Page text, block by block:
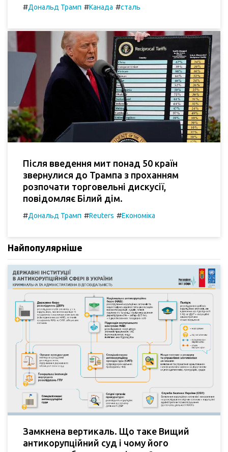
#Дональд Трамп #Канада #сталь
Після введення мит понад 50 країн
звернулися до Трампа з проханням
розпочати торговельні дискусії,
повідомляє Білий дім.
#Дональд Трамп #Reuters #Економіка
Найпопулярніше
Замкнена вертикаль. Що таке Вищий
антикорупційний суд і чому його